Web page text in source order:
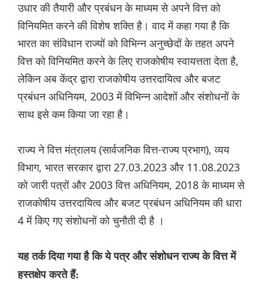
उधार की तैयारी और प्रबंधन के माध्यम से अपने वित्त को
विनियमित करने की विशेष शक्ति है। वाद में कहा गया है कि
भारत का संविधान राज्यों को विभिन्न अनुच्छेदों के तहत अपने
वित्त को विनियमित करने के लिए राजकोषीय स्वायत्तता देता है,
लेकिन अब केंद्र द्वारा राजकोषीय उत्तरदायित्व और बजट
प्रबंधन अधिनियम, 2003 में विभिन्न आदेशों और संशोधनों के
साथ इसे कम किया जा रहा है।
राज्य ने वित्त मंत्रालय (सार्वजनिक वित्त-राज्य प्रभाग), व्यय
विभाग, भारत सरकार द्वारा 27.03.2023 और 11.08.2023
को जारी पत्रों और 2003 वित्त अधिनियम, 2018 के माध्यम से
राजकोषीय उत्तरदायित्व और बजट प्रबंधन अधिनियम की धारा
4 में किए गए संशोधनों को चुनौती दी है ।
यह तर्क दिया गया है कि ये पत्र और संशोधन राज्य के वित्त में
हस्तक्षेप करते हैं: